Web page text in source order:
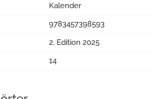
Kalender
9783457398593
2. Edition 2025
14